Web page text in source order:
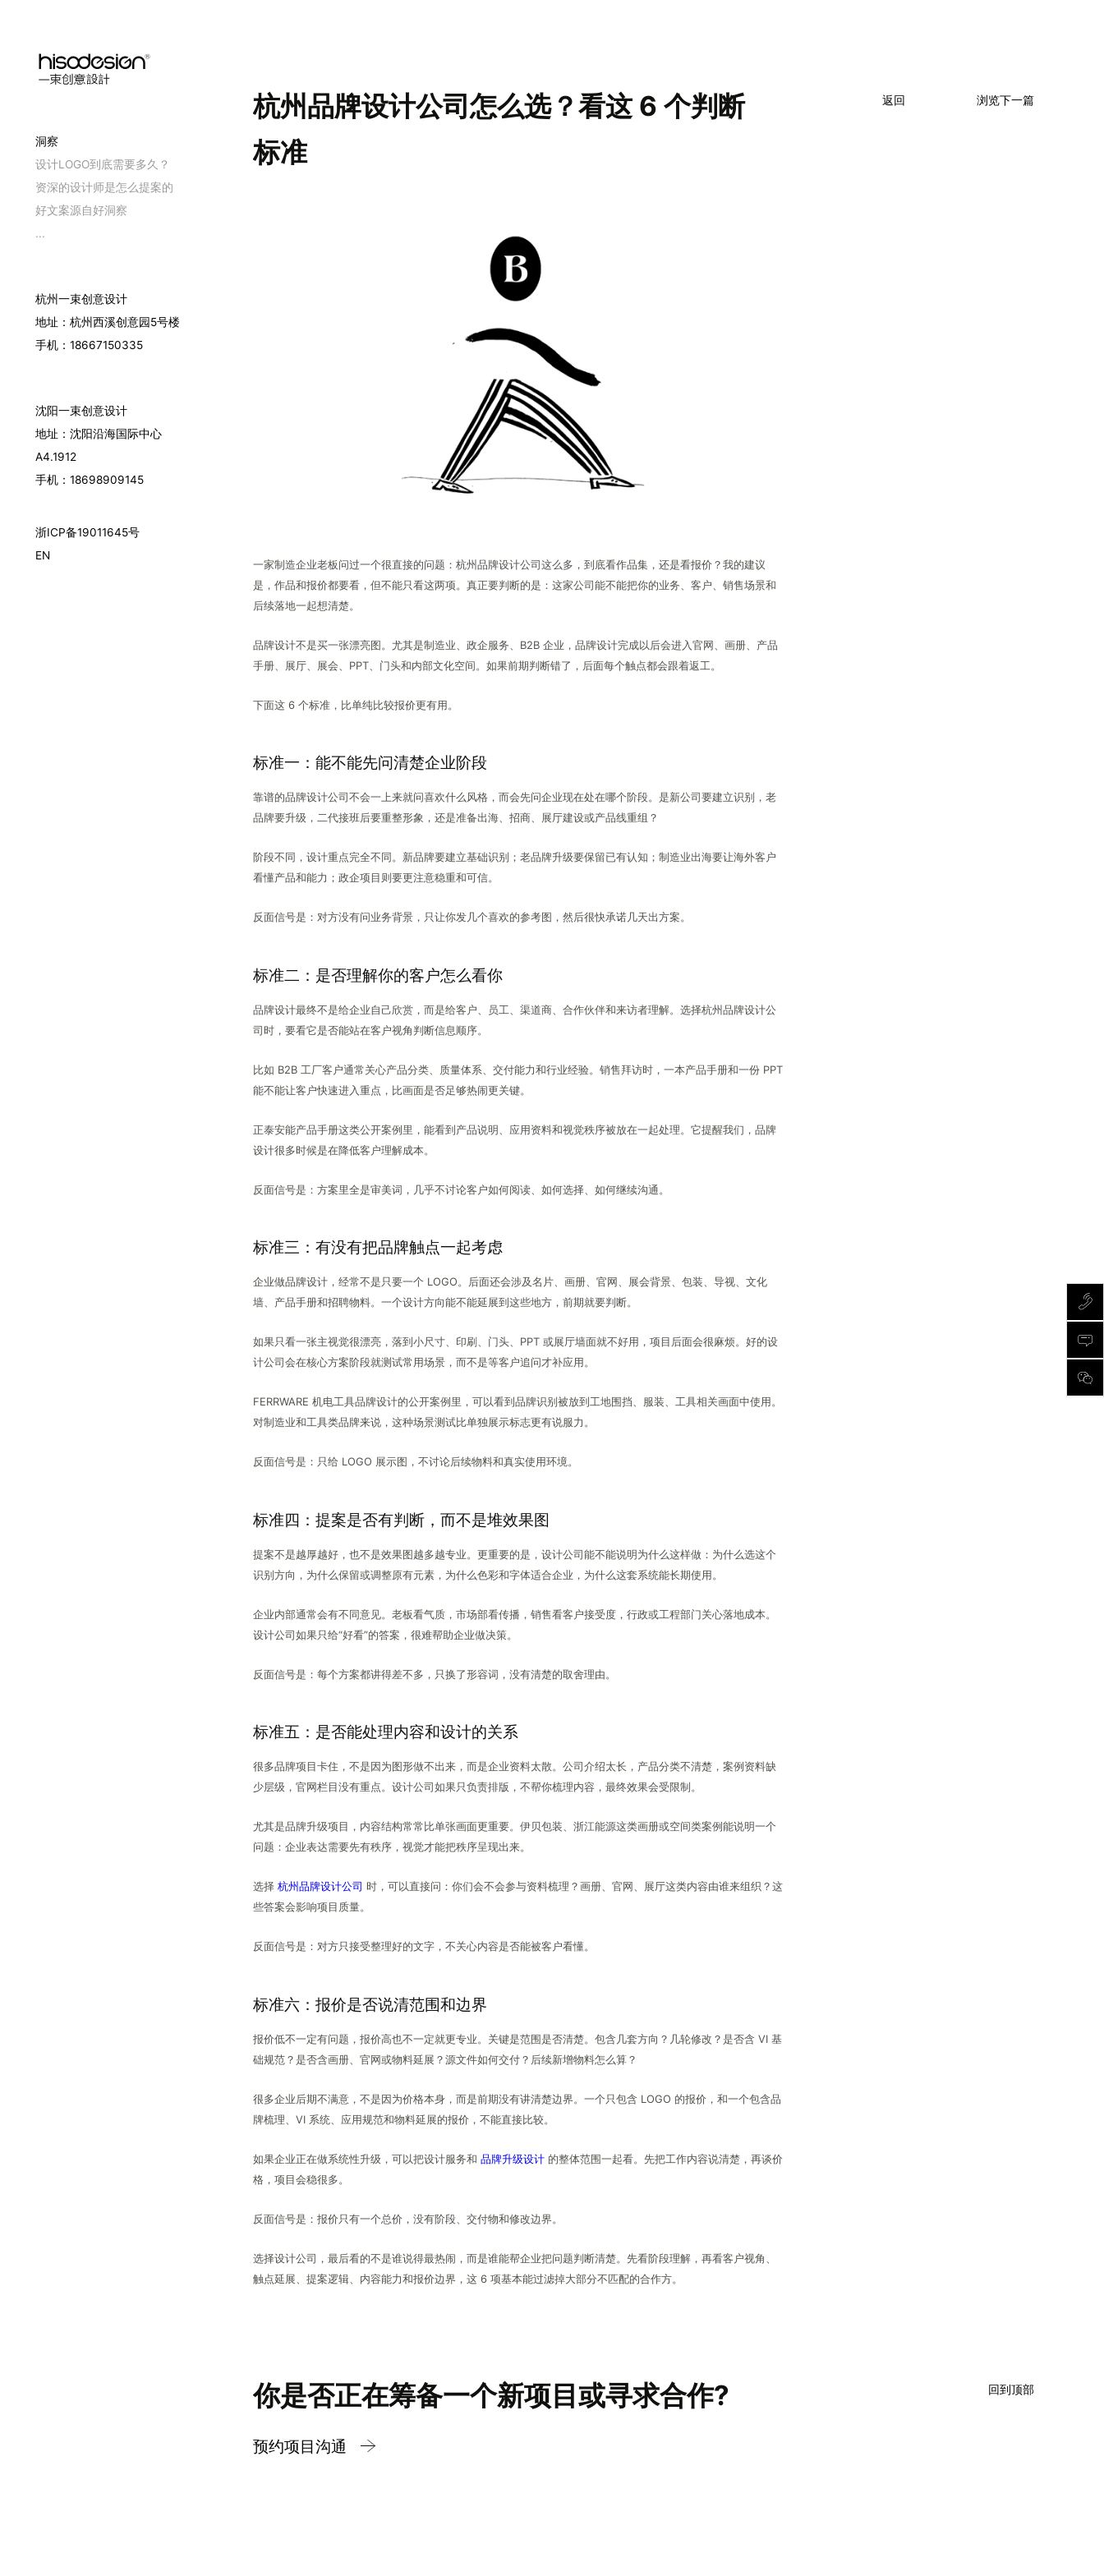
洞察
设计LOGO到底需要多久？
资深的设计师是怎么提案的
好文案源自好洞察
...
杭州一束创意设计
地址：杭州西溪创意园5号楼
手机：18667150335
沈阳一束创意设计
地址：沈阳沿海国际中心
A4.1912
手机：18698909145
浙ICP备19011645号
EN
杭州品牌设计公司怎么选？看这 6 个判断
标准
浏览下一篇
返回
一家制造企业老板问过一个很直接的问题：杭州品牌设计公司这么多，到底看作品集，还是看报价？我的建议
是，作品和报价都要看，但不能只看这两项。真正要判断的是：这家公司能不能把你的业务、客户、销售场景和
后续落地一起想清楚。
品牌设计不是买一张漂亮图。尤其是制造业、政企服务、B2B 企业，品牌设计完成以后会进入官网、画册、产品
手册、展厅、展会、PPT、门头和内部文化空间。如果前期判断错了，后面每个触点都会跟着返工。
下面这 6 个标准，比单纯比较报价更有用。
标准一：能不能先问清楚企业阶段
靠谱的品牌设计公司不会一上来就问喜欢什么风格，而会先问企业现在处在哪个阶段。是新公司要建立识别，老
品牌要升级，二代接班后要重整形象，还是准备出海、招商、展厅建设或产品线重组？
阶段不同，设计重点完全不同。新品牌要建立基础识别；老品牌升级要保留已有认知；制造业出海要让海外客户
看懂产品和能力；政企项目则要更注意稳重和可信。
反面信号是：对方没有问业务背景，只让你发几个喜欢的参考图，然后很快承诺几天出方案。
标准二：是否理解你的客户怎么看你
品牌设计最终不是给企业自己欣赏，而是给客户、员工、渠道商、合作伙伴和来访者理解。选择杭州品牌设计公
司时，要看它是否能站在客户视角判断信息顺序。
比如 B2B 工厂客户通常关心产品分类、质量体系、交付能力和行业经验。销售拜访时，一本产品手册和一份 PPT
能不能让客户快速进入重点，比画面是否足够热闹更关键。
正泰安能产品手册这类公开案例里，能看到产品说明、应用资料和视觉秩序被放在一起处理。它提醒我们，品牌
设计很多时候是在降低客户理解成本。
反面信号是：方案里全是审美词，几乎不讨论客户如何阅读、如何选择、如何继续沟通。
标准三：有没有把品牌触点一起考虑
企业做品牌设计，经常不是只要一个 LOGO。后面还会涉及名片、画册、官网、展会背景、包装、导视、文化
墙、产品手册和招聘物料。一个设计方向能不能延展到这些地方，前期就要判断。
如果只看一张主视觉很漂亮，落到小尺寸、印刷、门头、PPT 或展厅墙面就不好用，项目后面会很麻烦。好的设
计公司会在核心方案阶段就测试常用场景，而不是等客户追问才补应用。
FERRWARE 机电工具品牌设计的公开案例里，可以看到品牌识别被放到工地围挡、服装、工具相关画面中使用。
对制造业和工具类品牌来说，这种场景测试比单独展示标志更有说服力。
反面信号是：只给 LOGO 展示图，不讨论后续物料和真实使用环境。
标准四：提案是否有判断，而不是堆效果图
提案不是越厚越好，也不是效果图越多越专业。更重要的是，设计公司能不能说明为什么这样做：为什么选这个
识别方向，为什么保留或调整原有元素，为什么色彩和字体适合企业，为什么这套系统能长期使用。
企业内部通常会有不同意见。老板看气质，市场部看传播，销售看客户接受度，行政或工程部门关心落地成本。
设计公司如果只给“好看”的答案，很难帮助企业做决策。
反面信号是：每个方案都讲得差不多，只换了形容词，没有清楚的取舍理由。
标准五：是否能处理内容和设计的关系
很多品牌项目卡住，不是因为图形做不出来，而是企业资料太散。公司介绍太长，产品分类不清楚，案例资料缺
少层级，官网栏目没有重点。设计公司如果只负责排版，不帮你梳理内容，最终效果会受限制。
尤其是品牌升级项目，内容结构常常比单张画面更重要。伊贝包装、浙江能源这类画册或空间类案例能说明一个
问题：企业表达需要先有秩序，视觉才能把秩序呈现出来。
选择杭州品牌设计公司 时，可以直接问：你们会不会参与资料梳理？画册、官网、展厅这类内容由谁来组织？这
些答案会影响项目质量。
反面信号是：对方只接受整理好的文字，不关心内容是否能被客户看懂。
标准六：报价是否说清范围和边界
报价低不一定有问题，报价高也不一定就更专业。关键是范围是否清楚。包含几套方向？几轮修改？是否含 VI 基
础规范？是否含画册、官网或物料延展？源文件如何交付？后续新增物料怎么算？
很多企业后期不满意，不是因为价格本身，而是前期没有讲清楚边界。一个只包含 LOGO 的报价，和一个包含品
牌梳理、VI 系统、应用规范和物料延展的报价，不能直接比较。
如果企业正在做系统性升级，可以把设计服务和品牌升级设计 的整体范围一起看。先把工作内容说清楚，再谈价
格，项目会稳很多。
反面信号是：报价只有一个总价，没有阶段、交付物和修改边界。
选择设计公司，最后看的不是谁说得最热闹，而是谁能帮企业把问题判断清楚。先看阶段理解，再看客户视角、
触点延展、提案逻辑、内容能力和报价边界，这 6 项基本能过滤掉大部分不匹配的合作方。
你是否正在筹备一个新项目或寻求合作? 回到顶部
预约项目沟通